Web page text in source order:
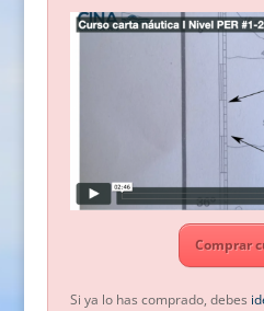
Comprar
Si ya lo has comprado, debes